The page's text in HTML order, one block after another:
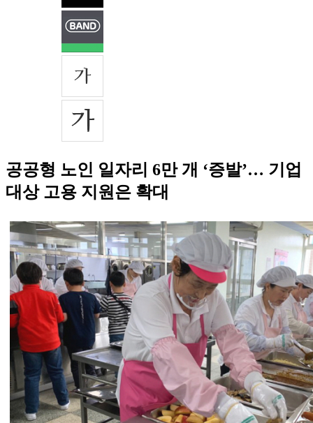
공공형 노인 일자리 6만 개 ‘증발’… 기업
대상 고용 지원은 확대